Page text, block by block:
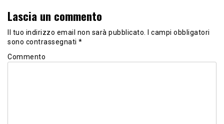
Lascia un commento
Il tuo indirizzo email non sarà pubblicato.
I campi obbligatori
sono contrassegnati *
Commento